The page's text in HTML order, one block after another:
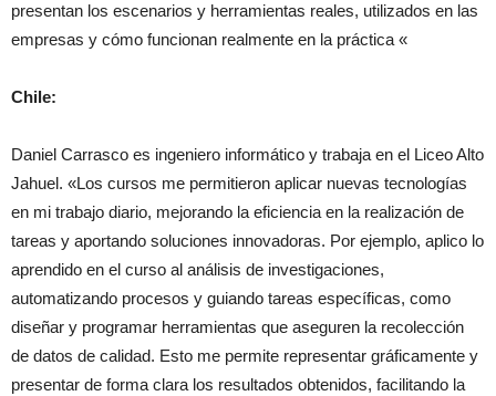
presentan los escenarios y herramientas reales, utilizados en las
empresas y cómo funcionan realmente en la práctica «
Chile:
Daniel Carrasco es ingeniero informático y trabaja en el Liceo Alto
Jahuel. «Los cursos me permitieron aplicar nuevas tecnologías
en mi trabajo diario, mejorando la eficiencia en la realización de
tareas y aportando soluciones innovadoras. Por ejemplo, aplico lo
aprendido en el curso al análisis de investigaciones,
automatizando procesos y guiando tareas específicas, como
diseñar y programar herramientas que aseguren la recolección
de datos de calidad. Esto me permite representar gráficamente y
presentar de forma clara los resultados obtenidos, facilitando la